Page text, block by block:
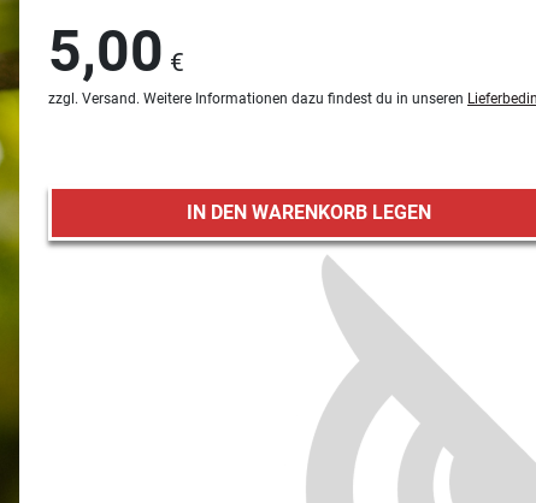
5,00 €
zzgl. Versand. Weitere Informationen dazu findest du in unseren
IN DEN WARENKORB LEGEN